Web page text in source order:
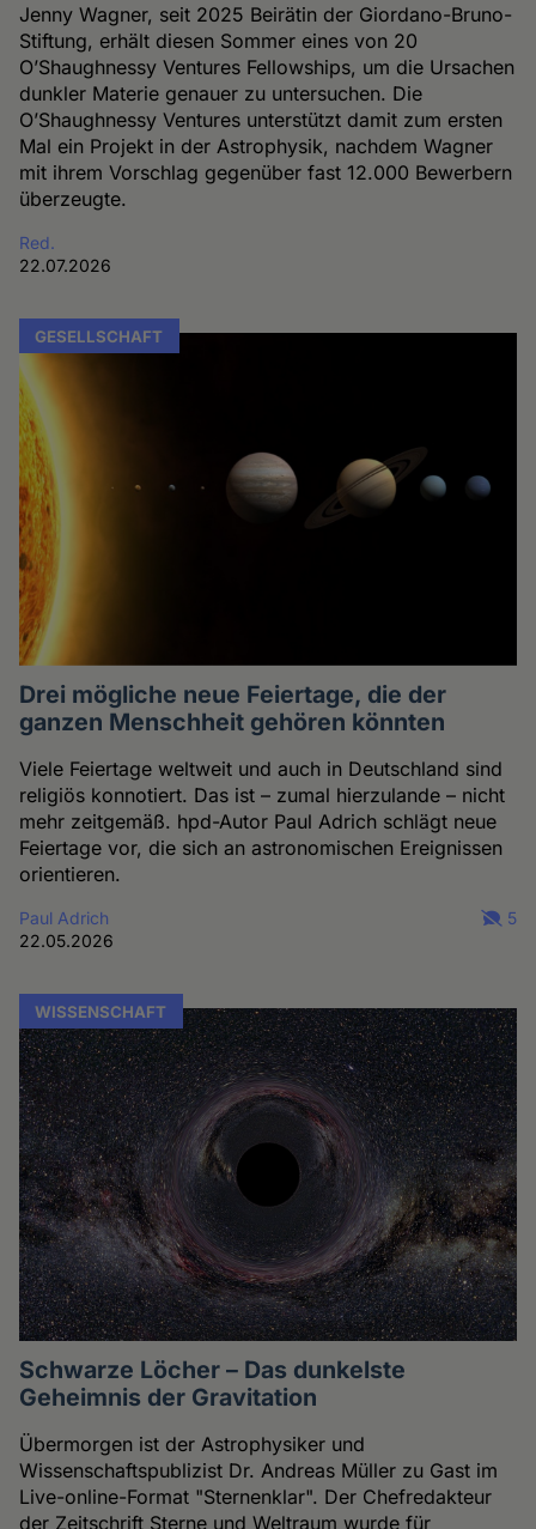
Jenny Wagner, seit 2025 Beirätin der Giordano-Bruno-
Stiftung, erhält diesen Sommer eines von 20
O’Shaughnessy Ventures Fellowships, um die Ursachen
dunkler Materie genauer zu untersuchen. Die
O’Shaughnessy Ventures unterstützt damit zum ersten
Mal ein Projekt in der Astrophysik, nachdem Wagner
mit ihrem Vorschlag gegenüber fast 12.000 Bewerbern
überzeugte.
Red.
22.07.2026
GESELLSCHAFT
Drei mögliche neue Feiertage, die der
ganzen Menschheit gehören könnten
Viele Feiertage weltweit und auch in Deutschland sind
religiös konnotiert. Das ist – zumal hierzulande – nicht
mehr zeitgemäß. hpd-Autor Paul Adrich schlägt neue
Feiertage vor, die sich an astronomischen Ereignissen
orientieren.
Paul Adrich
22.05.2026
5
WISSENSCHAFT
Schwarze Löcher – Das dunkelste
Geheimnis der Gravitation
Übermorgen ist der Astrophysiker und
Wissenschaftspublizist Dr. Andreas Müller zu Gast im
Live-online-Format "Sternenklar". Der Chefredakteur
der Zeitschrift Sterne und Weltraum wurde für